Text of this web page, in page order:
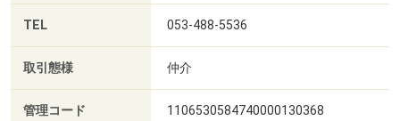
TEL 053-488-5536
取引態様 仲介
管理コード 1106530584740000130368